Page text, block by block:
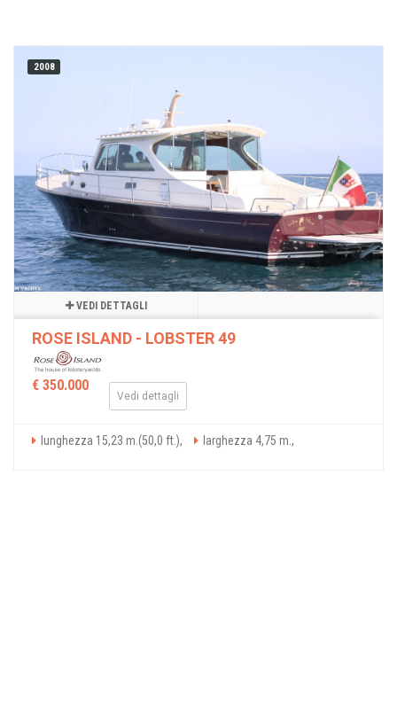
2008
VEDI DETTAGLI
ROSE ISLAND - LOBSTER 49
€ 350.000
Vedi dettagli
lunghezza 15,23 m.(50,0 ft.), larghezza 4,75 m.,